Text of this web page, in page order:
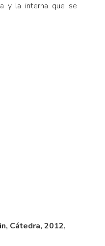
y la interna que se
Cátedra, 2012,